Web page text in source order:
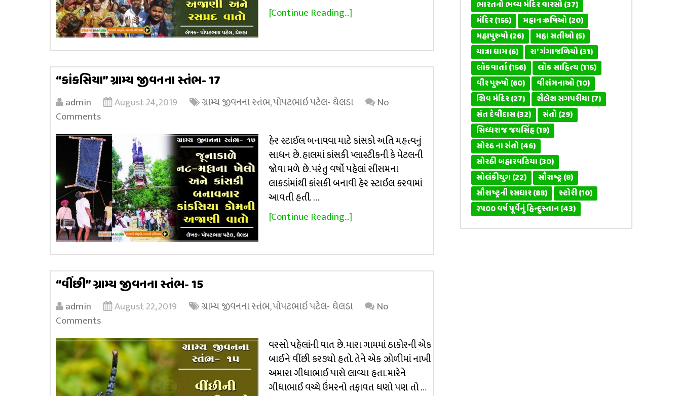
[Continue Reading...]
“કાંકસિયા” ગ્રામ્ય જીવનના સ્તંભ- 17
admin August 24, 2019 ગ્રામ્ય જીવનના સ્તંભ,પોપટભાઇ પટેલ- ઘેલડા
No
Comments
હેર સ્ટાઈલ બનાવવા માટે કાંસકો અતિ મહત્વનું
સાધન છે. હાલમાં કાંસકી પ્લાસ્ટીકની કે મેટલની
જોવા મળે છે. પરંતુ વર્ષો પહેલાં સીસમના
લાકડાંમાંથી કાંસકી બનાવી હેર સ્ટાઈલ કરવામાં
આવતી હતી. …
[Continue Reading...]
“વીંછી” ગ્રામ્ય જીવનના સ્તંભ- 15
admin August 22, 2019 ગ્રામ્ય જીવનના સ્તંભ,પોપટભાઇ પટેલ- ઘેલડા
No
Comments
વરસો પહેલાંની વાત છે. મારા ગામમાં ઠાકોરની એક
બાઈને વીંછી કરડ્યો હતો. તેને એક ઝોળીમાં નાખી
અમારા ગીધાભાઈ પાસે લાવ્યા હતા. મારેને
ગીધાભાઈ વચ્ચે ઉંમરનો તફાવત ધણો પણ તો …
ભારતનો ભવ્ય મંદિર વારસો(37)
મંદિર(155) મહાન ઋષિઓ(20)
મહાપુરુષો(26) મહા સતીઓ(5)
યાત્રા ધામ(6) રા' ગંગાજળિયો(31)
લોકવાર્તા(156) લોક સાહિત્ય(115)
વીર પુરુષો(60) વીરાંગનાઓ(10)
શિવ મંદિર(27) શૈલેશ સગપરીયા(7)
સંત દેવીદાસ(32) સંતો(29)
સિધ્ધરાજ જયસિંહ(19)
સોરઠ ના સંતો(46)
સોરઠી બહારવટિયા(30)
સોલંકીયુગ(22) સૌરાષ્ટ્ર(8)
સૌરાષ્ટ્રની રસધાર(88) સ્ટોરી(10)
૨૫૦૦ વર્ષ પૂર્વેનું હિન્દુસ્તાન(43)